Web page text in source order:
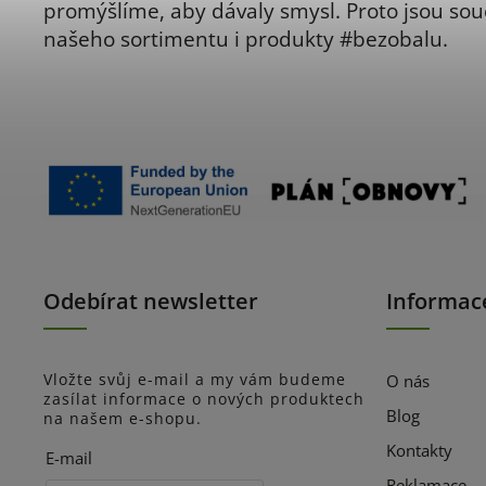
promýšlíme, aby dávaly smysl. Proto jsou
našeho sortimentu i produkty #bezobalu.
Odebírat newsletter
Vložte svůj e-mail a my vám budeme
zasílat informace o nových produktech
na našem e-shopu.
E-mail
O nás
Blog
Kontakty